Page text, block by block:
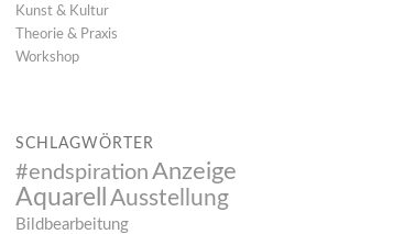
Kunst & Kultur
Theorie & Praxis
Workshop
SCHLAGWÖRTER
#endspiration Anzeige
Aquarell
Ausstellung
Bildbearbeitung